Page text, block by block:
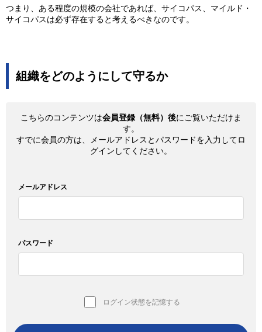
つまり、ある程度の規模の会社であれば、サイコパス、マイルド・
サイコパスは必ず存在すると考えるべきなのです。
組織をどのようにして守るか
こちらのコンテンツは会員登録（無料）後にご覧いただけま
す。
すでに会員の方は、メールアドレスとパスワードを入力してロ
グインしてください。
メールアドレス
パスワード
ログイン状態を記憶する